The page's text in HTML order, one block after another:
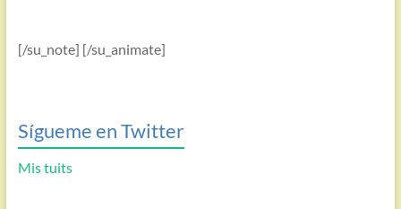
[/su_note] [/su_animate]
Sígueme en Twitter
Mis tuits